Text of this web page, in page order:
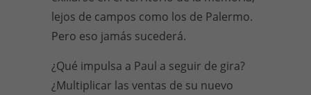
lejos de campos como los de Palermo.
Pero eso jamás sucederá.
¿Qué impulsa a Paul a seguir de gira?
¿Multiplicar las ventas de su nuevo